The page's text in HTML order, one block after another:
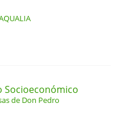
Socioeconómico
de Don Pedro